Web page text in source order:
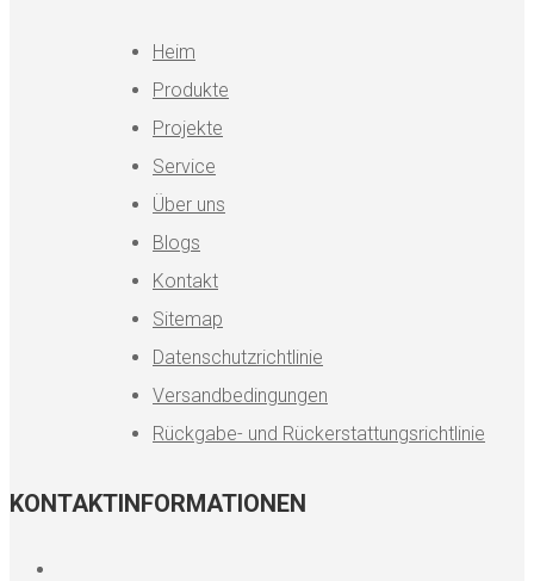
Heim
Produkte
Projekte
Service
Über uns
Blogs
Kontakt
Sitemap
Datenschutzrichtlinie
Versandbedingungen
Rückgabe- und Rückerstattungsrichtlinie
KONTAKTINFORMATIONEN